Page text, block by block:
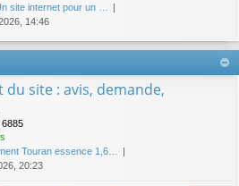
site internet pour un …
14:46
site : avis, demande,
6885
Touran essence 1,6…
20:23